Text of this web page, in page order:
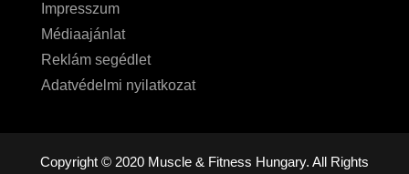
Impresszum
Médiaajánlat
Reklám segédlet
Adatvédelmi nyilatkozat
Copyright © 2020 Muscle & Fitness Hungary. All Rights